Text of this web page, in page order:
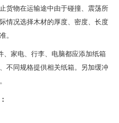
货物在运输途中由于碰撞、震荡所
情况选择木材的厚度、密度、长度
。
、家电、行李、电脑都应添加纸箱
不同规格提供相关纸箱。另加缓冲